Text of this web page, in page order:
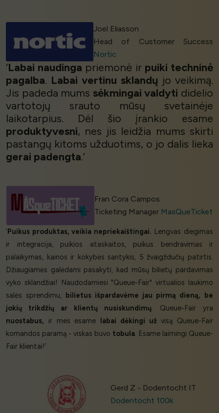
Joel Eliasson
Head of Customer Success
Nortic
‘Labai naudinga priemonė ir puiki techninė
pagalba. Labai vertinu sklandų jo veikimą.
Jis padeda mums sėkmingai valdyti didelio
vartotojų srauto mūsų svetainėje
laikotarpius. Dėl šio įrankio esame
produktyvesni, nes jis leidžia mums skirti
pastangų kitoms užduotims, o jo dalis lieka
gerai padengta.’
Fran Cora Campos
Ticketing Manager MasQueTicket
‘Puikus produktas, veikia nepriekaištingai. Lengvas diegimas
ir integracija, puikios ataskaitos, puikus bendravimas ir
palaikymas, kainos ir kokybės santykis, 5 žvaigždučių patirtis.
Džiaugiamės galėdami pasakyti, kad mūsų bilietų pardavimas
vyko sklandžiai! Naudodamiesi "Queue-Fair" virtualios laukimo
salės sprendimu, bilietus išpardavėme jau pirmą dieną, be
jokių trikdžių ar klientų nusiskundimų. Queue-Fair yra
nuostabus, ir mes esame labai dėkingi užvisą Queue-Fair
komandos paramą - viskas buvo tobula. Esame laimingi Queue-
Fair klientai!’
Gerd Z - Dodentocht IT
Dodentocht 100k